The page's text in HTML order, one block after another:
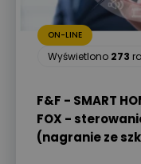
ON-LINE
Wyświetlono 273
F&F - SMART
FOX -
(nagranie ze